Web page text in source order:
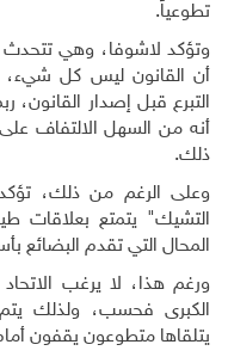
تطوعياً.
وتؤكد لاشوفا، وهي تتحدث
أن القانون ليس كل
التبرع قبل إصدار
أنه من السهل الالتفاف
ذلك.
وعلى الرغم من ذلك،
التشيك" يتمتع بعلاقات
المحال التي تقدم البضائع
ورغم هذا، لا يرغب
الكبرى فحسب، ولذلك
يتلقاها متطوعون يقفون أمام حوالي 600 من